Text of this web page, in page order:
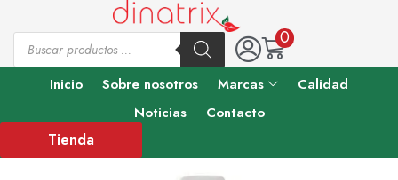
0
Inicio Sobre nosotros Marcas
Calidad
Noticias
Contacto
Tienda